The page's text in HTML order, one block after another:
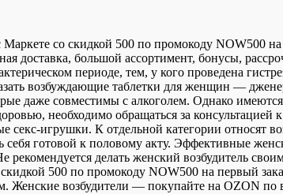
со скидкой 500 по промокоду NOW500
доставка, большой ассортимент, бонусы,
периоде, тем, у кого проведена
возбуждающие таблетки для женщин —
даже совместимы с алкоголем. Однако
необходимо обращаться за
секс-игрушки. К отдельной категории относят
себя готовой к половому акту. Эффективные
делать женский возбудитель
500 по промокоду NOW500 на первый
Женские возбудители — покупайте на OZON